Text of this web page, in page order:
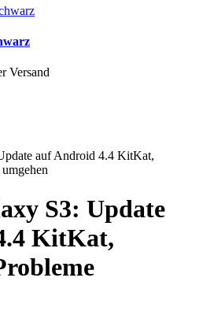
Versand
auf Android 4.4 KitKat,
S3: Update
KitKat,